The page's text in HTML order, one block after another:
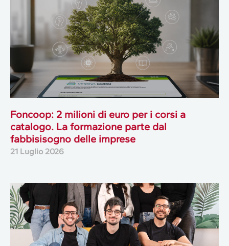
Foncoop: 2 milioni di euro per i corsi a
catalogo. La formazione parte dal
fabbisisogno delle imprese
21 Luglio 2026